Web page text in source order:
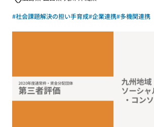
#社会課題解決の担い手育成#企業連携#多機関連携